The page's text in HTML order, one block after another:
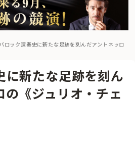
バロック演奏史に新たな足跡を刻んだアントネッロ
に新たな足跡を刻ん
の《ジュリオ・チェ